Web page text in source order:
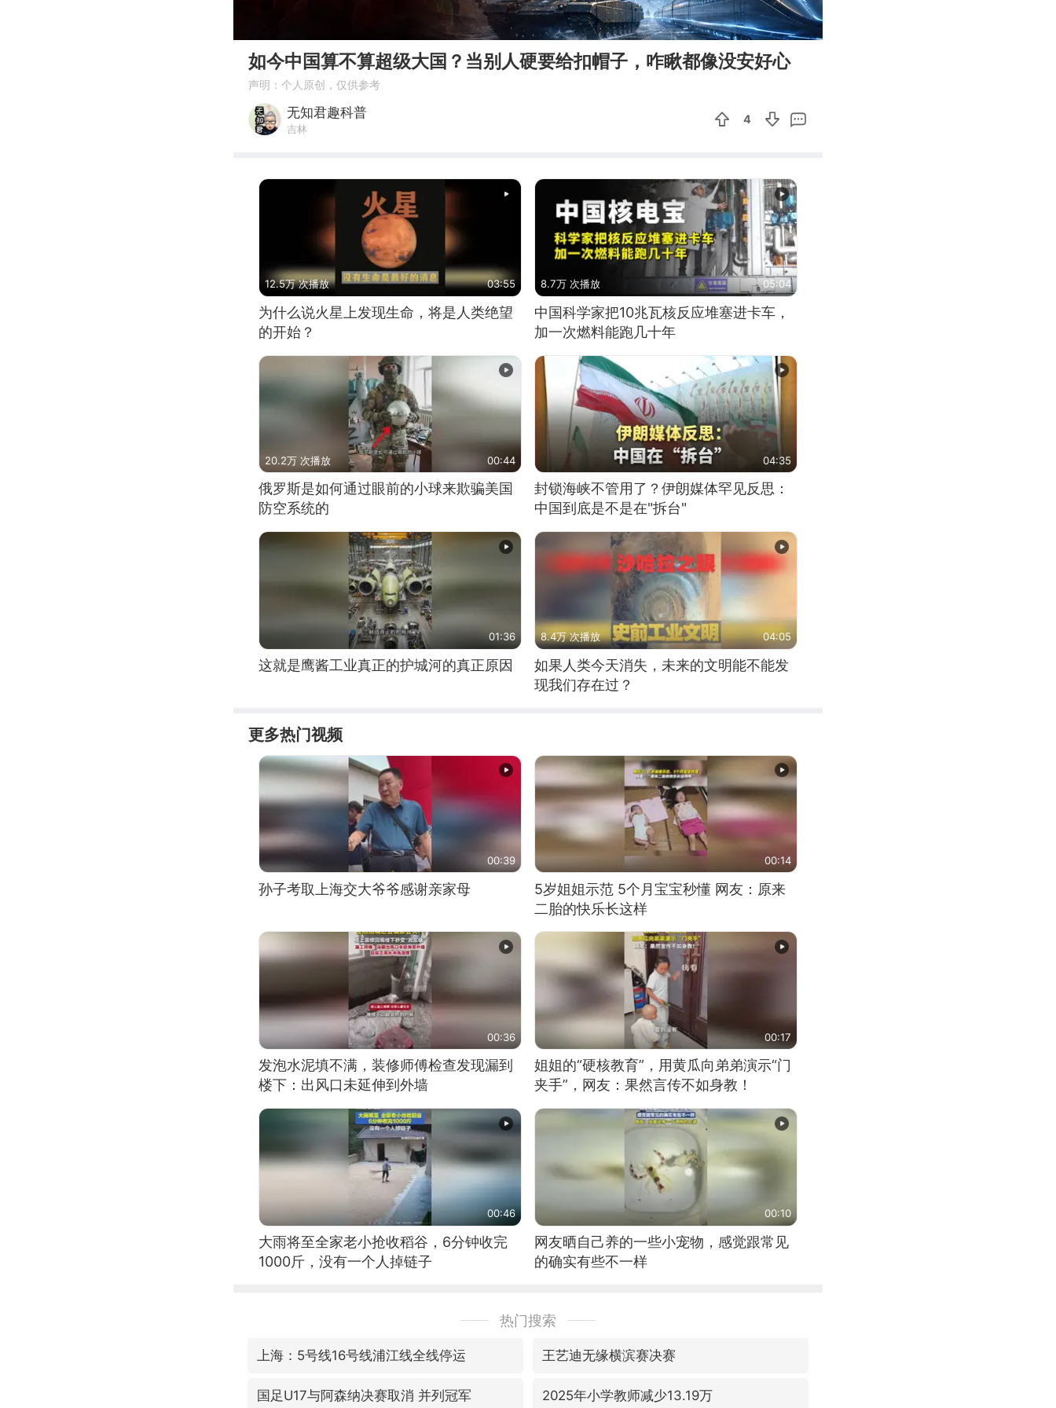
02:42
如今中国算不算超级大国？当别人硬要给扣帽子，咋瞅都像没安好心
声明：个人原创，仅供参考
无知君趣科普
吉林
4
12.5万 次播放 03:55
为什么说火星上发现生命，将是人类绝望
的开始？
8.7万 次播放 05:04
中国科学家把10兆瓦核反应堆塞进卡车，
加一次燃料能跑几十年
20.2万 次播放 00:44
俄罗斯是如何通过眼前的小球来欺骗美国
防空系统的
04:35
封锁海峡不管用了？伊朗媒体罕见反思：
中国到底是不是在"拆台"
01:36
这就是鹰酱工业真正的护城河的真正原因
8.4万 次播放 04:05
如果人类今天消失，未来的文明能不能发
现我们存在过？
更多热门视频
00:39
孙子考取上海交大爷爷感谢亲家母
00:14
5岁姐姐示范 5个月宝宝秒懂 网友：原来
二胎的快乐长这样
00:36
发泡水泥填不满，装修师傅检查发现漏到
楼下：出风口未延伸到外墙
00:17
姐姐的“硬核教育”，用黄瓜向弟弟演示“门
夹手”，网友：果然言传不如身教！
00:46
大雨将至全家老小抢收稻谷，6分钟收完
1000斤，没有一个人掉链子
00:10
网友晒自己养的一些小宠物，感觉跟常见
的确实有些不一样
热门搜索
上海：5号线16号线浦江线全线停运 王艺迪无缘横滨赛决赛
国足U17与阿森纳决赛取消 并列冠军 2025年小学教师减少13.19万